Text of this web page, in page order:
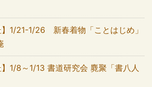
】1/21-1/26 新春着物「ことはじめ」
】1/8～1/13 書道研究会 麑聚「書八人